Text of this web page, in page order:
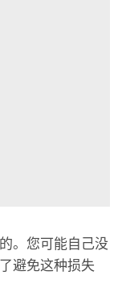
。您可能自己没
避免这种损失